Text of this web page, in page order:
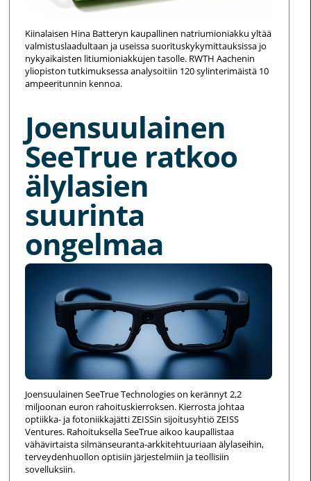
Kiinalaisen Hina Batteryn kaupallinen natriumioniakku yltää
valmistuslaadultaan ja useissa suorituskykymittauksissa jo
nykyaikaisten litiumioniakkujen tasolle. RWTH Aachenin
yliopiston tutkimuksessa analysoitiin 120 sylinterimäistä 10
ampeeritunnin kennoa.
Joensuulainen
SeeTrue ratkoo
älylasien
suurinta
ongelmaa
Joensuulainen SeeTrue Technologies on kerännyt 2,2
miljoonan euron rahoituskierroksen. Kierrosta johtaa
optiikka- ja fotoniikkajätti ZEISSin sijoitusyhtiö ZEISS
Ventures. Rahoituksella SeeTrue aikoo kaupallistaa
vähävirtaista silmänseuranta-arkkitehtuuriaan älylaseihin,
terveydenhuollon optisiin järjestelmiin ja teollisiin
sovelluksiin.